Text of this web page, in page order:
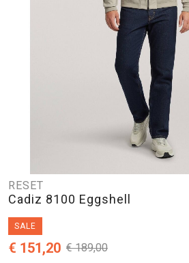
RESET
Cadiz 8100 Eggshell
SALE
€ 189,00
€ 151,20